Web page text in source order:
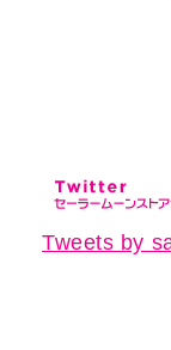
Tweets by